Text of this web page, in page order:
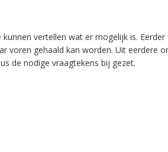
vertellen wat er mogelijk is. Eerder
voren gehaald kan worden. Uit eerdere
de nodige vraagtekens bij gezet.